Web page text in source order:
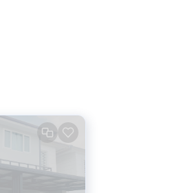
ให้ ’ผู้ซื้อ’
พาะลูกค้า HOME เท่านั้น
าที่คุณเคยรู้
ยผู้เชี่ยวชาญในพื้นที่